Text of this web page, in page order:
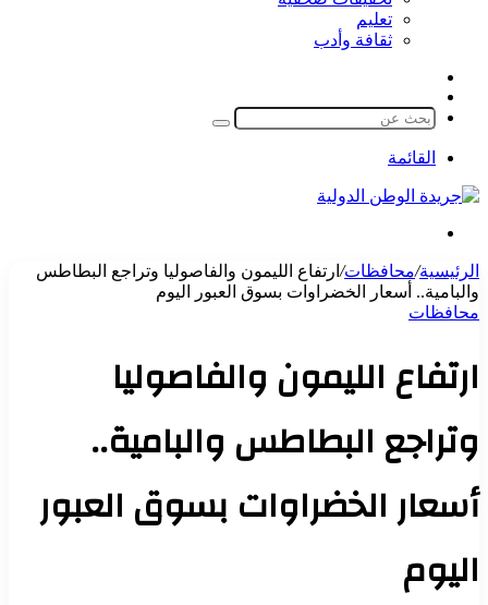
تعليم
ثقافة وأدب
المظلم
بحث
القائمة
الرئيسية/محافظات/ ارتفاع الليمون والفاصوليا وتراجع البطاطس
والبامية.. أسعار الخضراوات بسوق العبور اليوم
محافظات
ارتفاع الليمون والفاصوليا
وتراجع البطاطس والبامية..
أسعار الخضراوات بسوق العبور
اليوم